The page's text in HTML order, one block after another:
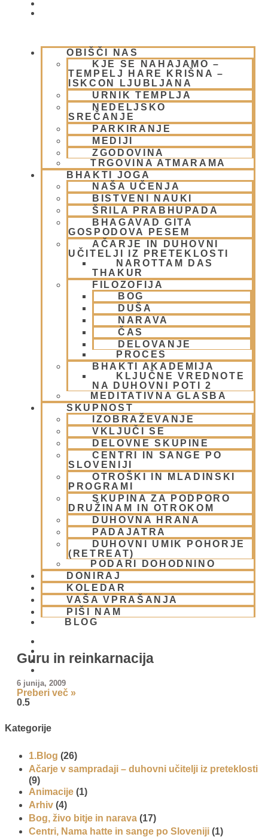
OBIŠČI NAS
KJE SE NAHAJAMO –
TEMPELJ HARE KRIŠNA –
ISKCON LJUBLJANA
URNIK TEMPLJA
NEDELJSKO
SREČANJE
PARKIRANJE
MEDIJI
ZGODOVINA
TRGOVINA ATMARAMA
BHAKTI JOGA
NAŠA UČENJA
BISTVENI NAUKI
ŠRILA PRABHUPADA
BHAGAVAD GITA
GOSPODOVA PESEM
AČARJE IN DUHOVNI
UČITELJI IZ PRETEKLOSTI
NAROTTAM DAS
THAKUR
FILOZOFIJA
BOG
DUŠA
NARAVA
ČAS
DELOVANJE
PROCES
BHAKTI AKADEMIJA
KLJUČNE VREDNOTE
NA DUHOVNI POTI 2
MEDITATIVNA GLASBA
SKUPNOST
IZOBRAŽEVANJE
VKLJUČI SE
DELOVNE SKUPINE
CENTRI IN SANGE PO
SLOVENIJI
OTROŠKI IN MLADINSKI
PROGRAMI
SKUPINA ZA PODPORO
DRUŽINAM IN OTROKOM
DUHOVNA HRANA
PADAJATRA
DUHOVNI UMIK POHORJE
(RETREAT)
PODARI DOHODNINO
DONIRAJ
KOLEDAR
VAŠA VPRAŠANJA
PIŠI NAM
BLOG
Vede na sodišču
Preberi več »
Indijska modrost v Evropi
Verodostojni duhovni učitelj
6 junija, 2009
Preberi več »
Guru in reinkarnacija
6 junija, 2009
Preberi več »
Kategorije
1.Blog (26)
Ačarje v sampradaji – duhovni učitelji iz preteklosti
(9)
Animacije (1)
Arhiv (4)
Bog, živo bitje in narava (17)
Centri, Nama hatte in sange po Sloveniji (1)